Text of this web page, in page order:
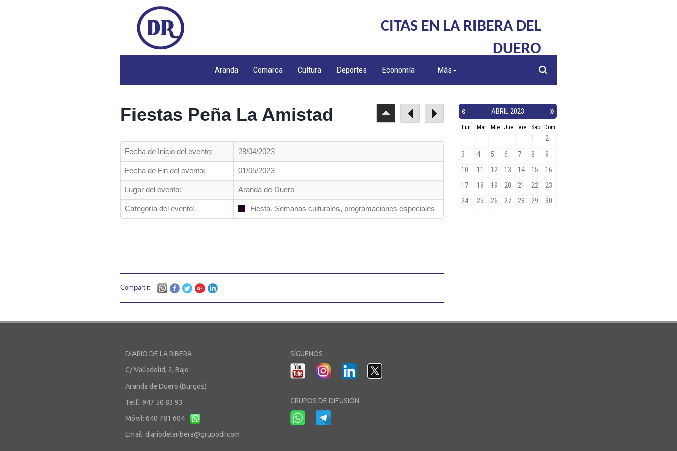
CITAS EN LA RIBERA DEL
DUERO
Aranda Comarca Cultura Deportes Economía Más
Fiestas Peña La Amistad
Fecha de Inicio del evento: 28/04/2023
Fecha de Fin del evento: 01/05/2023
Lugar del evento: Aranda de Duero
Categoría del evento: Fiesta, Semanas culturales, programaciones especiales
Compartir:
DIARIO DE LA RIBERA
C/ Valladolid, 2, Bajo
Aranda de Duero (Burgos)
Telf.: 947 50 83 93
Móvil: 640 781 604
Email: diariodelaribera@grupodr.com
SÍGUENOS
GRUPOS DE DIFUSIÓN